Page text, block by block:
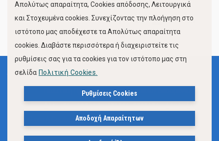
FOLLOW US
Όροι Χρήσης
Πολιτική Προστασίας Προσωπικών Δεδομένων
Πολιτική Cookies
Απολύτως απαραίτητα, Cookies απόδοσης, Λειτουργικά
και Στοχευμένα cookies. Συνεχίζοντας την πλοήγηση στο
ιστότοπο μας αποδέχεστε τα Απολύτως απαραίτητα
cookies. Διαβάστε περισσότερα ή διαχειριστείτε τις
ρυθμίσεις σας για τα cookies για τον ιστότοπο μας στη
σελίδα Πολιτική Cookies.
Ρυθμίσεις Cookies
Αποδοχή Απαραίτητων